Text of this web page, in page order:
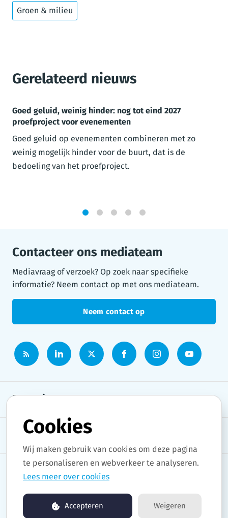
Groen & milieu
Gerelateerd nieuws
Goed geluid, weinig hinder: nog tot eind 2027
proefproject voor evenementen
Goed geluid op evenementen combineren met zo
weinig mogelijk hinder voor de buurt, dat is de
bedoeling van het proefproject.
Contacteer ons mediateam
Mediavraag of verzoek? Op zoek naar specifieke
informatie? Neem contact op met ons mediateam.
Neem contact op
Persruimte
Onderwerpen
Copyright © 2026 Stad Gent. All rights reserved.
Cookies
Wij maken gebruik van cookies om deze pagina
te personaliseren en webverkeer te analyseren.
Lees meer over cookies
Accepteren Weigeren